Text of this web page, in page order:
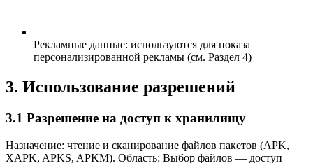
Рекламные данные: используются для показа
персонализированной рекламы (см. Раздел 4)
3. Использование разрешений
3.1 Разрешение на доступ к хранилищу
Назначение: чтение и сканирование файлов пакетов (APK,
XAPK, APKS, APKM). Область: Выбор файлов — доступ